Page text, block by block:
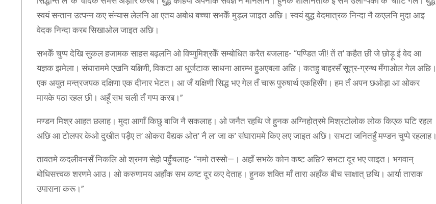
स्वयं सन्तान उत्पन्न कए संन्यास लेलनि आ एतय अबोध बच्चा सभकेँ मुड़ल जाइत अछि। स्वयं बुद्ध वेदमात्रक निन्दा नै कएलनि मुदा आइ
वेदक निन्दा करब सिखाओल जाइत अछि।
सभकेँ चुप्प देखि सुकल हजामक साहस बढ़लनि ओ विष्णुमिश्रकेँ सम्बोधित करैत बजलाह- “पण्डित जी! तें त’ कहैत छी जे छोड़ू ई वेद आ
यज्ञक झमेला। संघाराममे एखनि यक्षिणी, विकटा आ धूर्जटाक साधना आरम्भ हुअएबला अछि। कतहु बाहरसँ सूत्र-ग्रन्थ मँगाओल गेल अछि।
एक अयुत मन्त्रजपक दक्षिणा एक दीनार भेटत। आ जँ यक्षिणी सिद्ध भए गेल तँ चारू पुरुषार्थ एकहिसँग। हम तँ अपन छओड़ा आ ओकर
मायके पठा रहल छी। अहूँ सभ चली तँ गप्प करब।”
मण्डन मिश्र आहत छलाह। मुदा आगाँ किछु बाजि नै सकलाह। ओ जनैत रहथि जे हुनक अग्निहोत्रमे मिश्रटोलोक लोक किएक घटि रहल
अछि आ टोलपर केओ दुखीत पड़ैए त’ ओकरा वैद्यक ओत’ नै ल’ जा क’ संघाराममे किए लए जाइत अछि। सभटा जनितहुँ मण्डन चुप्पे रहलाह।
तावतमे कदलीवनसँ निकलि ओ श्रमण सेहो पहुँचलाह- “नमो तस्सो—। अहाँ सभके कोन कष्ट अछि? सभटा दूर भए जाइत। भगवान्
बोधिसत्त्वक शरणमे आउ। ओ करुणामय अहाँक सभ कष्ट दूर कए देताह। हुनक शक्ति माँ तारा अहाँक बीच साक्षात् छथि। आर्या ताराक
उपासना करू।”